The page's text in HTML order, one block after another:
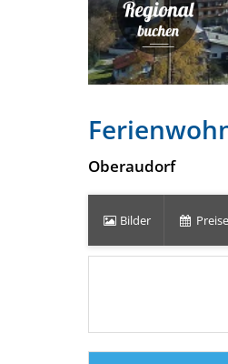
Oberaudorf
Bilder Preise